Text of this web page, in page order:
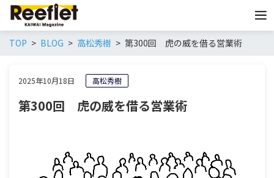
TOP BLOG 高松秀樹 第300回 虎の威を借る営業術
2025年10月18日 高松秀樹
第300回 虎の威を借る営業術